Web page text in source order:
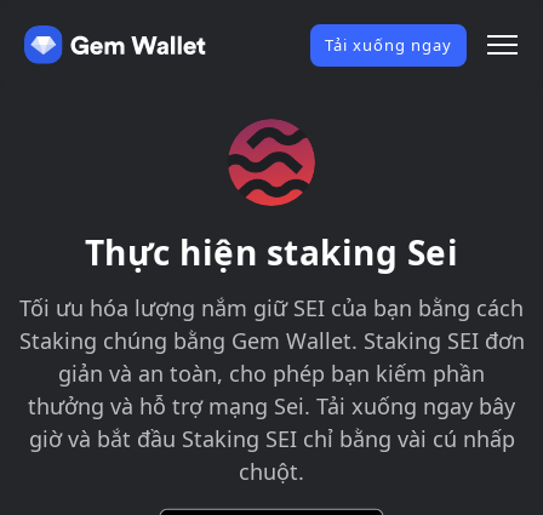
Tải xuống ngay
Thực hiện staking Sei
Tối ưu hóa lượng nắm giữ SEI của bạn bằng cách
Staking chúng bằng Gem Wallet. Staking SEI đơn
giản và an toàn, cho phép bạn kiếm phần
thưởng và hỗ trợ mạng Sei. Tải xuống ngay bây
giờ và bắt đầu Staking SEI chỉ bằng vài cú nhấp
chuột.